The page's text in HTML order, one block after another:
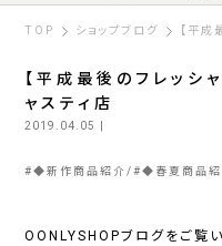
TOP ショップブログ 【平
【平成最後のフレッシ
ャスティ店
2019.04.05 |
#◆新作商品紹介 #◆春夏商品
OONLYSHOPブログをご覧